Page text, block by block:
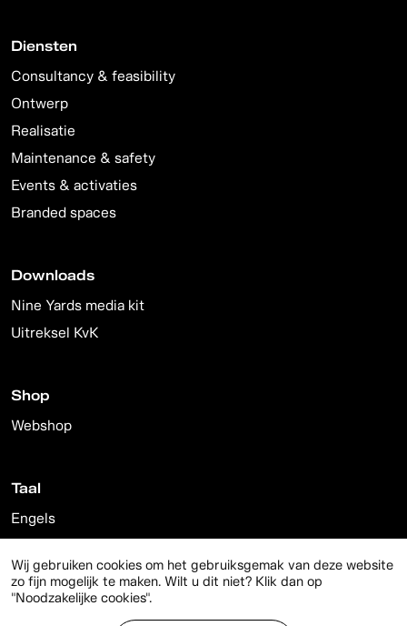
Diensten
Consultancy & feasibility
Ontwerp
Realisatie
Maintenance & safety
Events & activaties
Branded spaces
Downloads
Nine Yards media kit
Uitreksel KvK
Shop
Webshop
Taal
Engels
Wij gebruiken cookies om het gebruiksgemak van deze website
zo fijn mogelijk te maken. Wilt u dit niet? Klik dan op
"Noodzakelijke cookies".